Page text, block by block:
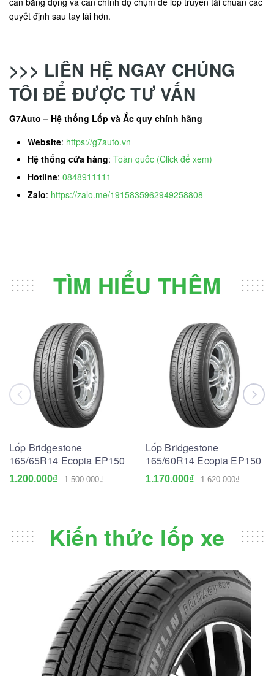
quyết định sau tay lái hơn.
>>> LIÊN HỆ NGAY CHÚNG
TÔI ĐỂ ĐƯỢC TƯ VẤN
G7Auto – Hệ thống Lốp và Ắc quy chính hãng
Website: https://g7auto.vn
Hệ thống cửa hàng: Toàn quốc (Click để xem)
Hotline: 0848911111
Zalo: https://zalo.me/1915835962949258808
TÌM HIỂU THÊM
Lốp Bridgestone
165/65R14 Ecopia EP150
1.200.000₫ 1.500.000₫
Lốp Bridgestone
165/60R14 Ecopia EP150
1.170.000₫ 1.620.000₫
Kiến thức lốp xe